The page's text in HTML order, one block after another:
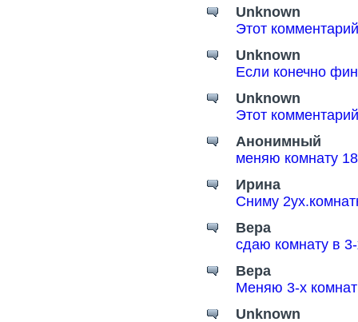
Unknown
Этот
Unknown
Если конечно
Unknown
Этот
Анонимный
меняю комнату
Ирина
Сниму
Вера
сдаю комнату в
Вера
Меняю 3-х
Unknown